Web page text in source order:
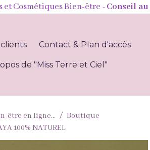
Cosmétiques Bien-être - Conseil au
clients Contact & Plan d'accès
de "Miss Terre et Ciel"
être en ligne...
Boutique
100% NATUREL